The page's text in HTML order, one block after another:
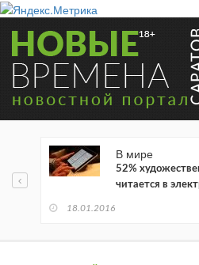
В мире
52%
читается в
18.01.2016